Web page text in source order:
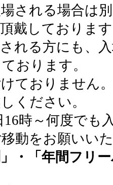
される場合は
戴しておりま
れる方にも、
おります。
けておりません
ください。
16時～何度でも
動をお願いい
」・「年間フリ